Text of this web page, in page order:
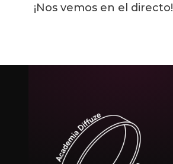
¡Nos vemos en el directo!